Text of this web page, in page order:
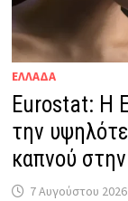
ΕΛΛΑΔΑ
Eurostat: Η
την
καπνού
7 Αυγούστου 2026